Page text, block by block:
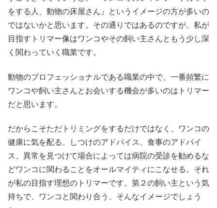
をする人、動物の床屋さん』というイメージの方が多いの
ではないかと思います。その通りではあるのですが、私が
目指すトリマー像はワンコやその飼い主さんともう少し深
く関わっていく職業です。
動物のプロフェッショナルである職業の中で、一番頻繁に
ワンコや飼い主さんとお会いする機会が多いのはトリマー
だと思います。
だからこそただトリミングをするだけではなく、ワンコの
健康に気を配る、しつけのアドバイス、食事のアドバイ
ス、異常を見つけて場合によっては病院の受診を勧めるな
どワンコに関わることをオールマイティにこなせる。それ
が私の目指す理想のトリマーです。第２の飼い主という気
持ちで、ワンコと関わり合う、そんなイメージでしょう